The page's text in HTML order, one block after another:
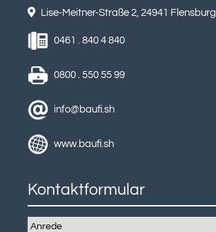
Lise-Meitner-Straße 2, 24941 Flensburg
0461 . 840 4 840
0800 . 550 55 99
info@baufi.sh
www.baufi.sh
Kontaktformular